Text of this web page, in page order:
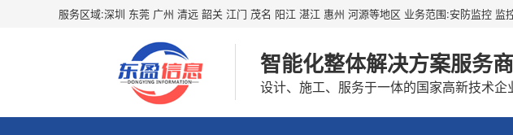
服务区域:深圳 东莞 广州 清远 韶关 江门 茂名 阳江 湛江 惠州 河源等地区 业务范围:安防监控
智能化整体解决方案服务商
设计、施工、服务于一体的国家高新技术企